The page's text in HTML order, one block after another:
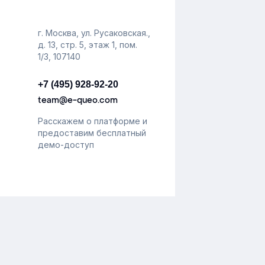
г. Москва, ул. Русаковская.,
д. 13, стр. 5, этаж 1, пом.
1/3, 107140
+7 (495) 928-92-20
team@e-queo.com
Расскажем о платформе и
предоставим бесплатный
демо-доступ